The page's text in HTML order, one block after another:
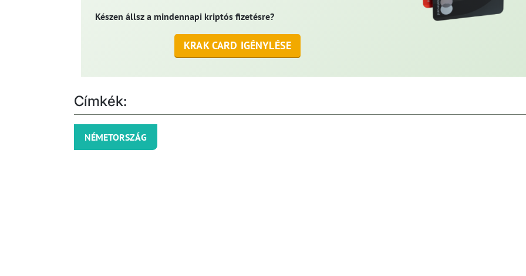
Készen állsz a mindennapi kriptós fizetésre?
KRAK CARD IGÉNYLÉSE
Címkék:
NÉMETORSZÁG